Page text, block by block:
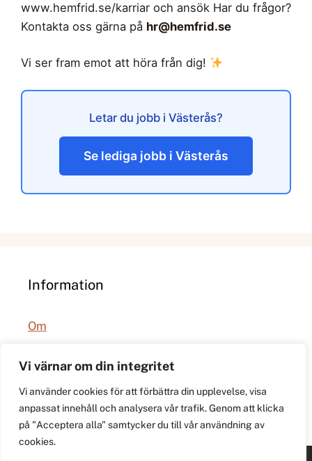
Vi värnar om din integritet
Vi använder cookies för att förbättra din upplevelse, visa
anpassat innehåll och analysera vår trafik. Genom att klicka
på "Acceptera alla" samtycker du till vår användning av
cookies.
www.hemfrid.se/karriar och ansök Har du frågor?
Kontakta oss gärna på hr@hemfrid.se
Vi ser fram emot att höra från dig!
Letar du jobb i Västerås?
Se lediga jobb i Västerås
Information
Om